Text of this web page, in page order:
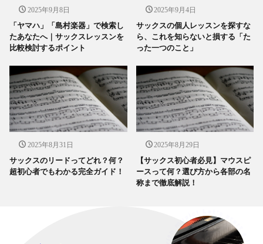
2025年9月8日
「ヤマハ」「島村楽器」で検索し
たあなたへ｜サックスレッスンを
比較検討するポイント
2025年9月4日
サックスの個人レッスンを探すな
ら、これを知らないと損する「た
った一つのこと」
2025年8月31日
サックスのリードってどれ？何？
超初心者でもわかる完全ガイド！
2025年8月29日
【サックス初心者必見】マウスピ
ースって何？選び方から各部の名
称まで徹底解説！